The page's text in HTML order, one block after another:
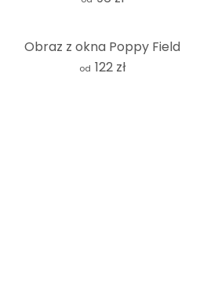
Obraz z okna Poppy Field
od 122 zł